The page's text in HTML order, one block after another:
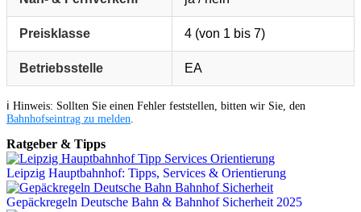
Preisklasse 4 (von 1 bis 7)
Betriebsstelle EA
ℹ️ Hinweis: Sollten Sie einen Fehler feststellen, bitten wir Sie, den
Bahnhofseintrag zu melden
Ratgeber & Tipps
Leipzig Hauptbahnhof: Tipps, Services & Orientierung
Gepäckregeln Deutsche Bahn & Bahnhof Sicherheit 2025